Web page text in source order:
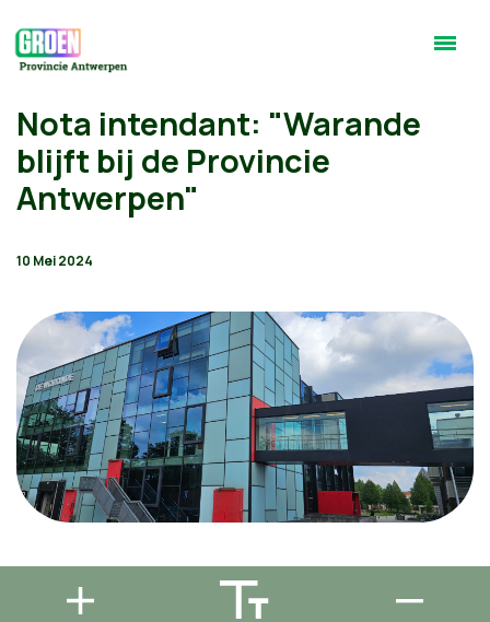
Nota intendant: "Warande
blijft bij de Provincie
Antwerpen"
10 Mei 2024